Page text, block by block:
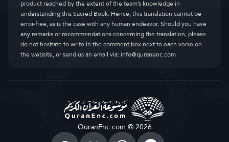
product reached by the extent of the team’s knowledge in
understanding this Sacred Book. Hence, this translation cannot be
error-free, as is the case with any human endeavor. Should you have
any remarks or recommendations concerning the translation, please
do not hesitate to write in the comment box next to each verse on
the website, or send us an email via:info@quranenc.com
QuranEnc.com © 2026